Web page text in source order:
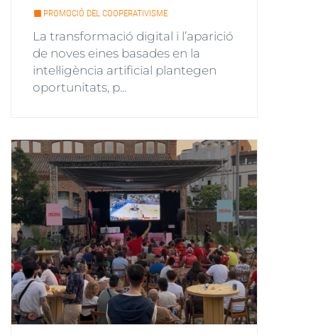
PROMOCIÓ DEL COOPERATIVISME
La transformació digital i l’aparició
de noves eines basades en la
intel·ligència artificial plantegen
oportunitats, p...